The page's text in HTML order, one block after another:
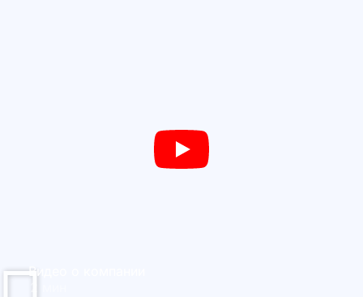
Видео о компании